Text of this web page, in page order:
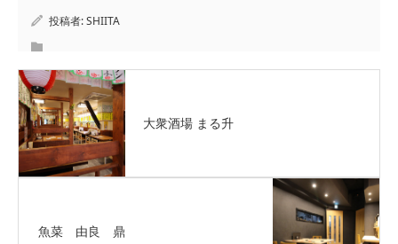
投稿者:SHIITA
大衆酒場 まる升
魚菜 由良 鼎